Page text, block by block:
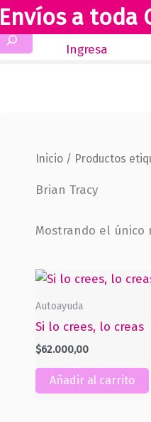
Envíos a toda
Inicio
Ingresa
Inicio / Productos
Brian Tracy
Mostrando el único
Autoayuda
Si lo crees, lo creas
$62.000,00
Añadir al carrito